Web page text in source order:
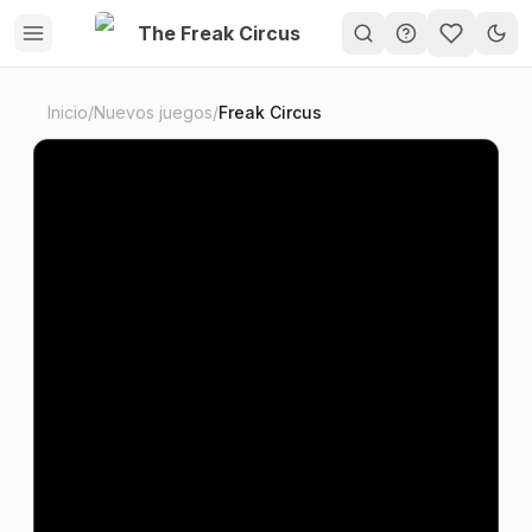
The Freak Circus
My
Inicio/Nuevos juegos/Freak Circus